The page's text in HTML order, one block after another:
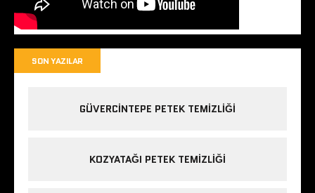
SON YAZILAR
GÜVERCINTEPE PETEK TEMIZLIĞI
KOZYATAĞI PETEK TEMIZLIĞI